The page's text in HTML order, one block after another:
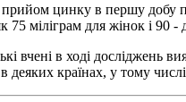
цинку в першу добу
75 міліграм для жінок і 90 -
вчені в ході досліджень
деяких країнах, у тому числі